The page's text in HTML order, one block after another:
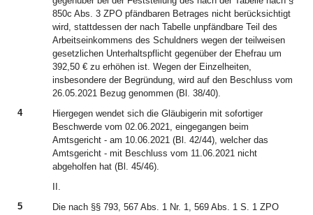
850c Abs. 3 ZPO pfändbaren Betrages nicht berücksichtigt
wird, stattdessen der nach Tabelle unpfändbare Teil des
Arbeitseinkommens des Schuldners wegen der teilweisen
gesetzlichen Unterhaltspflicht gegenüber der Ehefrau um
392,50 € zu erhöhen ist. Wegen der Einzelheiten,
insbesondere der Begründung, wird auf den Beschluss vom
26.05.2021 Bezug genommen (Bl. 38/40).
4
Hiergegen wendet sich die Gläubigerin mit sofortiger
Beschwerde vom 02.06.2021, eingegangen beim
Amtsgericht - am 10.06.2021 (Bl. 42/44), welcher das
Amtsgericht - mit Beschluss vom 11.06.2021 nicht
abgeholfen hat (Bl. 45/46).
II.
5
Die nach §§ 793, 567 Abs. 1 Nr. 1, 569 Abs. 1 S. 1 ZPO